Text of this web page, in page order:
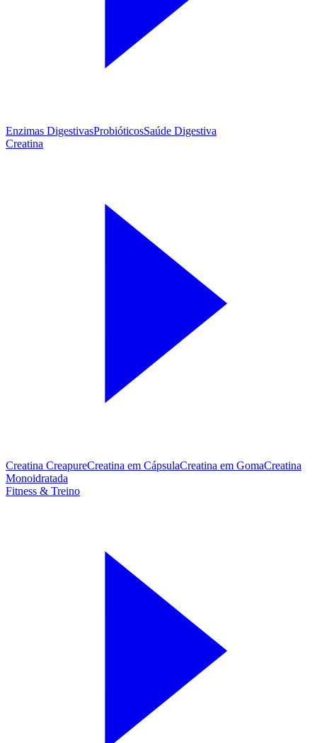
Enzimas DigestivasProbióticosSaúde Digestiva
Creatina
Creatina CreapureCreatina em CápsulaCreatina em GomaCreatina
Monoidratada
Fitness & Treino